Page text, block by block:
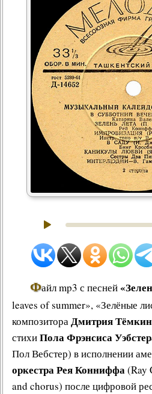
Файл mp3 с песней
leaves of summer», «Зелёные
композитораДмитрия
стихиПола Фрэнсиса
Пол Вебстер) в исполнении
оркестра Рея Конниффа(Ray
and chorus) после цифровой